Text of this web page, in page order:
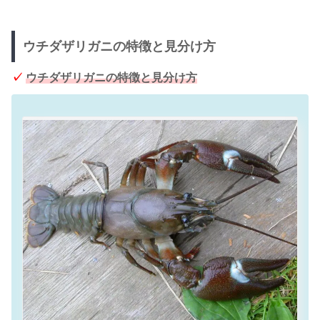
ウチダザリガニの特徴と見分け方
✓ ウチダザリガニの特徴と見分け方